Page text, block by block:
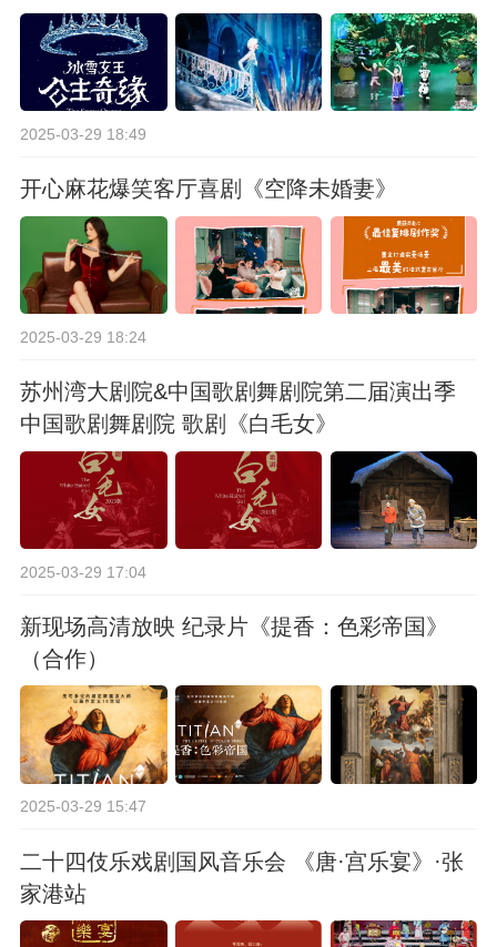
2025-03-29 18:49
开心麻花爆笑客厅喜剧《空降未婚妻》
2025-03-29 18:24
苏州湾大剧院&中国歌剧舞剧院第二届演出季
中国歌剧舞剧院 歌剧《白毛女》
2025-03-29 17:04
新现场高清放映 纪录片《提香：色彩帝国》
（合作）
2025-03-29 15:47
二十四伎乐戏剧国风音乐会 《唐·宫乐宴》·张
家港站